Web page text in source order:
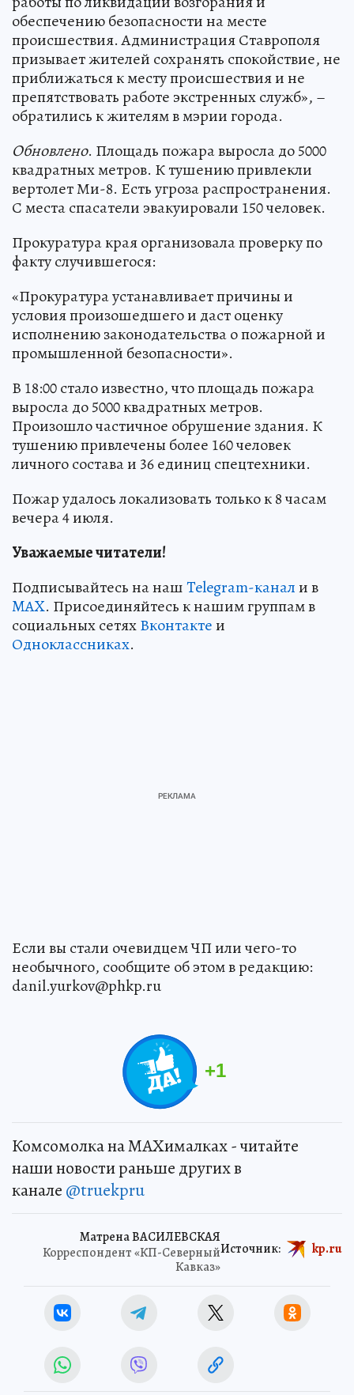
обеспечению безопасности на месте
происшествия. Администрация Ставрополя
призывает жителей сохранять спокойствие, не
приближаться к месту происшествия и не
препятствовать работе экстренных служб», –
обратились к жителям в мэрии города.
Обновлено. Площадь пожара выросла до 5000
квадратных метров. К тушению привлекли
вертолет Ми-8. Есть угроза распространения.
С места спасатели эвакуировали 150 человек.
Прокуратура края организовала проверку по
факту случившегося:
«Прокуратура устанавливает причины и
условия произошедшего и даст оценку
исполнению законодательства о пожарной и
промышленной безопасности».
В 18:00 стало известно, что площадь пожара
выросла до 5000 квадратных метров.
Произошло частичное обрушение здания. К
тушению привлечены более 160 человек
личного состава и 36 единиц спецтехники.
Пожар удалось локализовать только к 8 часам
вечера 4 июля.
Уважаемые читатели!
Подписывайтесь на нашTelegram-канали в
MAX. Присоединяйтесь к нашим группам в
социальных сетяхВконтактеи
Одноклассниках.
Если вы стали очевидцем ЧП или чего-то
необычного, сообщите об этом в редакцию:
danil.yurkov@phkp.ru
+1
Комсомолка на MAXималках - читайте
наши новости раньше других в
канале @truekpru
Матрена ВАСИЛЕВСКАЯ
Корреспондент «КП-Северный
Кавказ»
Источник: kp.ru